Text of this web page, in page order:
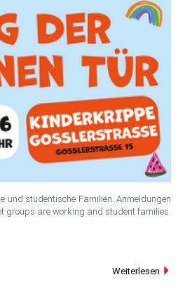
und studentische Familien. Anmeldungen
groups are working and student families.
Weiterlesen